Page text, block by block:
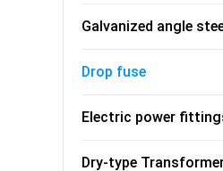
Galvanized angle
Drop fuse
Electric power
Dry-type